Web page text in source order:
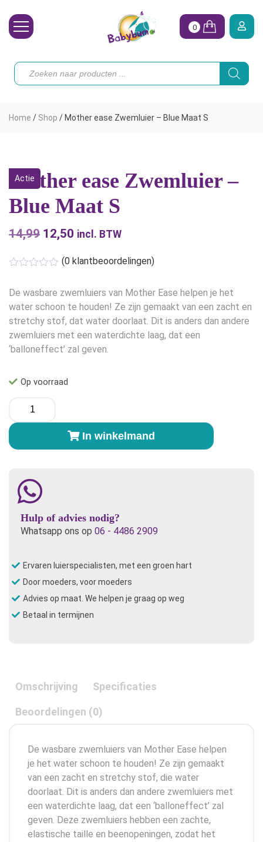
Toebehoren
Onze merken
Hoe begin ik?
0
Producten
zoeken
Home / Shop / Mother ease Zwemluier – Blue Maat S
Actie
Mother ease Zwemluier –
Blue Maat S
14,99 Oorspronkelijke
was:
€14,99.
12,50 Huidige
€12,50.
incl. BTW
(0 klantbeoordelingen)
De wasbare zwemluiers van Mother Ease helpen je het
water schoon te houden! Ze zijn gemaakt van een zacht en
stretchy stof, dat water doorlaat. Dit is anders dan andere
zwemluiers met een waterdichte laag, dat een
‘balloneffect’ zal geven.
Op voorraad
Mother
Zwemluier
-
aantal
In winkelmand
Hulp of advies nodig?
Whatsapp ons op 06 - 4486 2909
Ervaren luierspecialisten, met een groen hart
Door moeders, voor moeders
Advies op maat. We helpen je graag op weg
Betaal in termijnen
Omschrijving Specificaties
Beoordelingen (0)
De wasbare zwemluiers van Mother Ease helpen
je het water schoon te houden! Ze zijn gemaakt
van een zacht en stretchy stof, die water
doorlaat. Dit is anders dan andere zwemluiers met
een waterdichte laag, dat een ‘balloneffect’ zal
geven. Deze zwemluiers hebben een zachte,
elastische taille en beenopeningen, zodat het